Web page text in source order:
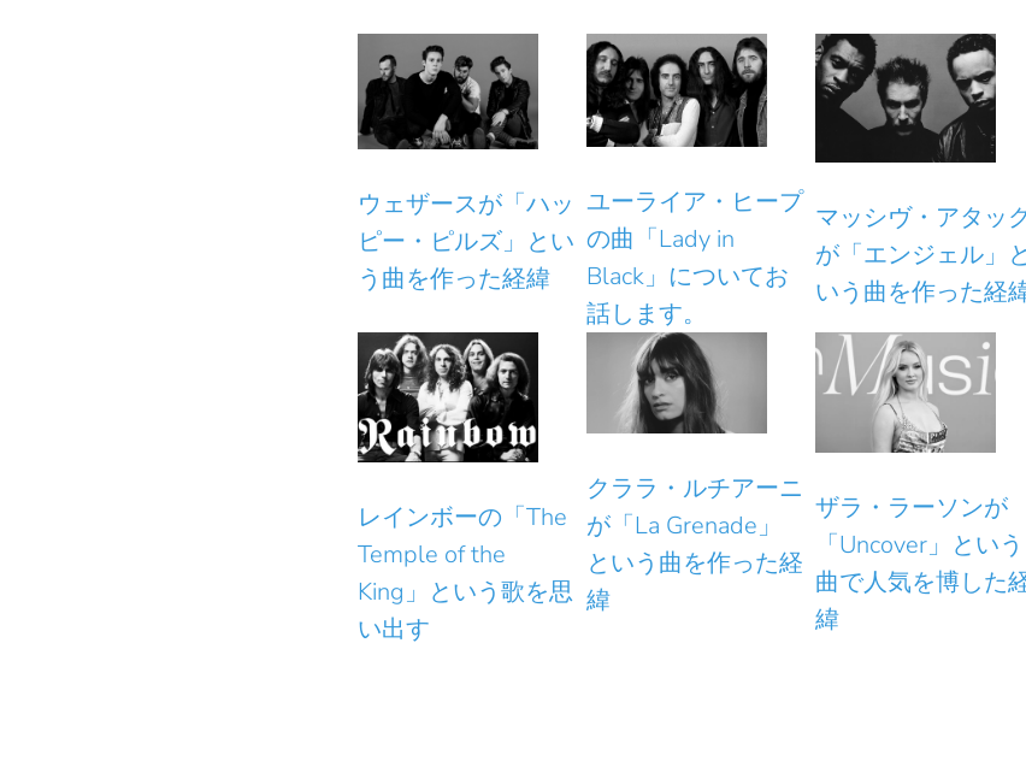
ウェザースが「ハッ
ピー・ピルズ」とい
う曲を作った経緯
ユーライア・ヒープ
の曲「Lady in
Black」についてお
話します。
マッシヴ・アタッ
が「エンジェル」と
いう曲を作った経
レインボーの「The
Temple of the
King」という歌を思
い出す
クララ・ルチアーニ
が「La Grenade」
という曲を作った経
緯
ザラ・ラーソンが
「Uncover」という
曲で人気を博した
緯